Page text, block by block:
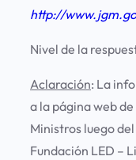
http://
Nivel de la
Aclaración: La
a la página web
Ministros luego
Fundación LED –